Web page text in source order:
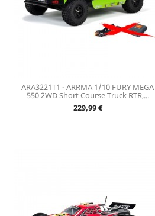
ARA3221T1 - ARRMA 1/10 FURY MEGA
550 2WD Short Course Truck RTR,...
Prix
229,99 €